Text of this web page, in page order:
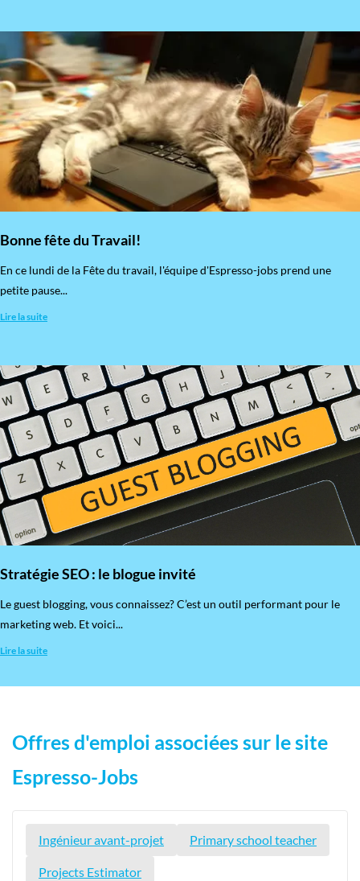
Bonne fête du Travail!
En ce lundi de la Fête du travail, l'équipe d'Espresso-jobs prend une
petite pause...
Lire la suite
Stratégie SEO : le blogue invité
​Le guest blogging, vous connaissez? C’est un outil performant pour le
marketing web. Et voici...
Lire la suite
Offres d'emploi associées sur le site
Espresso-Jobs
Ingénieur avant-projet Primary school teacher
Projects Estimator